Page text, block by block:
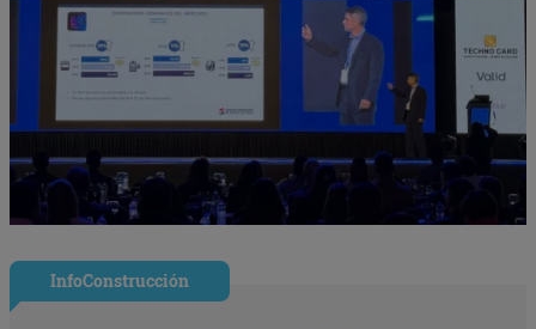
InfoConstrucción